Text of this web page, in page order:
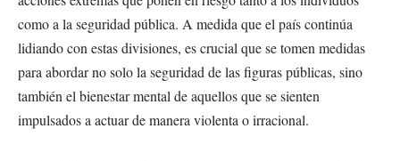
como a la seguridad pública. A medida que el país continúa
lidiando con estas divisiones, es crucial que se tomen medidas
para abordar no solo la seguridad de las figuras públicas, sino
también el bienestar mental de aquellos que se sienten
impulsados a actuar de manera violenta o irracional.